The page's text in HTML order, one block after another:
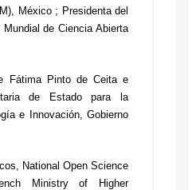
para lograr
sostenibilidad e
Las exclusión
impuesta por el
Wongo
Mounier, Co-
OPERAS
México ; Presidenta del
de Ciencia Abierta
Pinto de Ceita e
de Estado para la
e Innovación, Gobierno
National Open Science
Ministry of Higher